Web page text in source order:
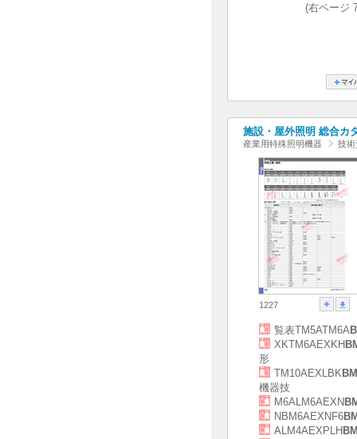
(右ページ
施設・屋外照明 総合カ
産業用特殊照明機器 技術
1227
覧表TM5ATM6A
XKTM6AEXKH
形
TM10AEXLBK
機器技
M6ALM6AEXN
NBM6AEXNF6
ALM4AEXPLH